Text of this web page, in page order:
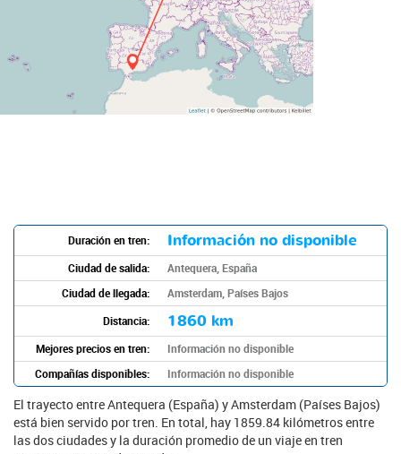
Duración en tren: Información no disponible
Ciudad de salida:
Antequera, España
Ciudad de llegada:
Amsterdam, Países Bajos
Distancia:
1860 km
Mejores precios en tren:
Información no disponible
Compañías disponibles:
Información no disponible
El trayecto entre Antequera (España) y Amsterdam (Países Bajos)
está bien servido por tren. En total, hay 1859.84 kilómetros entre
las dos ciudades y la duración promedio de un viaje en tren